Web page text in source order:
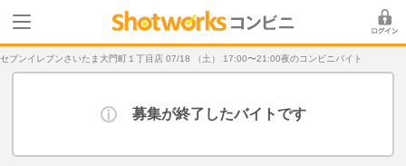
セブンイレブンさいたま大門町１丁目店 07/18 （土） 17:00〜21:00夜のコンビニバイト
募集が終了したバイトです